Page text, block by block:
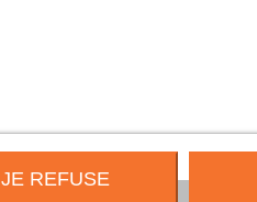
JE REFUSE